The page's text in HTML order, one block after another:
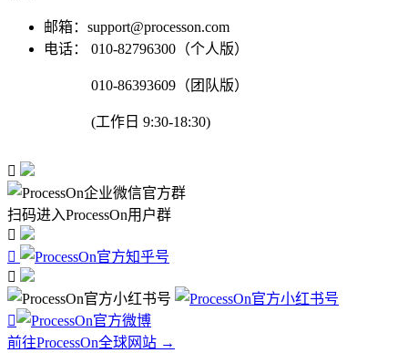
邮箱：support@processon.com
电话：
010-82796300（个人版）
010-86393609（团队版）
(工作日 9:30-18:30)

扫码进入ProcessOn用户群




前往ProcessOn全球网站 →